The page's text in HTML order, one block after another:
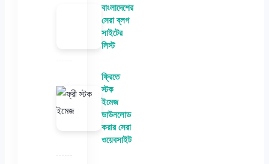
বাংলাদেশের
সেরা ব্লগ
সাইটের
লিস্ট
ফ্রিতে
স্টক
ইমেজ
ডাউনলোড
করার সেরা
ওয়েবসাইট